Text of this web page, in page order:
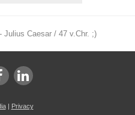
Julius Caesar / 47 v.Chr. ;)
| Privacy